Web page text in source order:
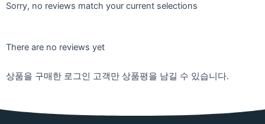
Sorry, no reviews match your current selections
There are no reviews yet
상품을 구매한 로그인 고객만 상품평을 남길 수 있습니다.